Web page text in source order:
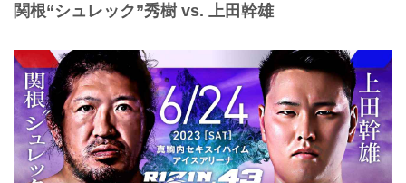
関根“シュレック”秀樹 vs. 上田幹雄